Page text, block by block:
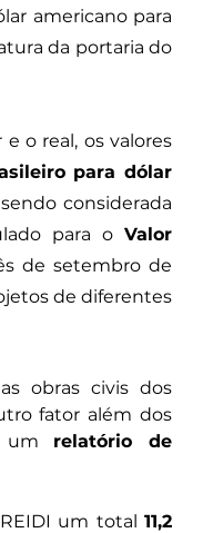
americano para
da portaria do
o real, os valores
para dólar
considerada
para o Valor
de setembro de
de diferentes
obras civis dos
fator além dos
um relatório de
um total 11,2